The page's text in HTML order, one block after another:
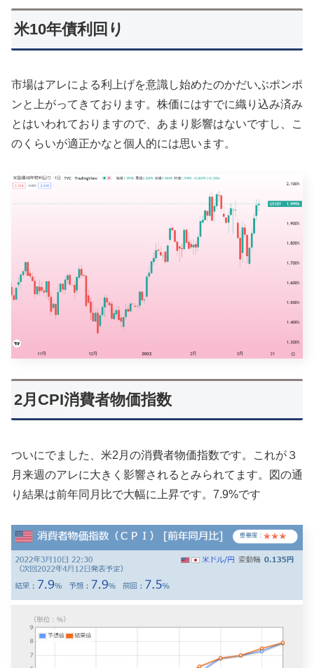
米10年債利回り
市場はアレによる利上げを意識し始めたのかだいぶポンポ
ンと上がってきております。株価にはすでに織り込み済み
とはいわれておりますので、あまり影響はないですし、こ
のくらいが適正かなと個人的には思います。
2月CPI消費者物価指数
ついにでました、米2月の消費者物価指数です。これが３
月来週のアレに大きく影響されるとみられてます。図の通
り結果は前年同月比で大幅に上昇です。7.9%です